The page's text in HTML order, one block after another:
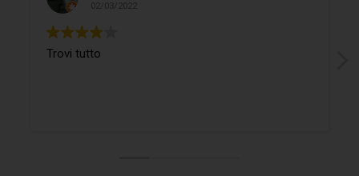
02/03/2022
Trovi tutto